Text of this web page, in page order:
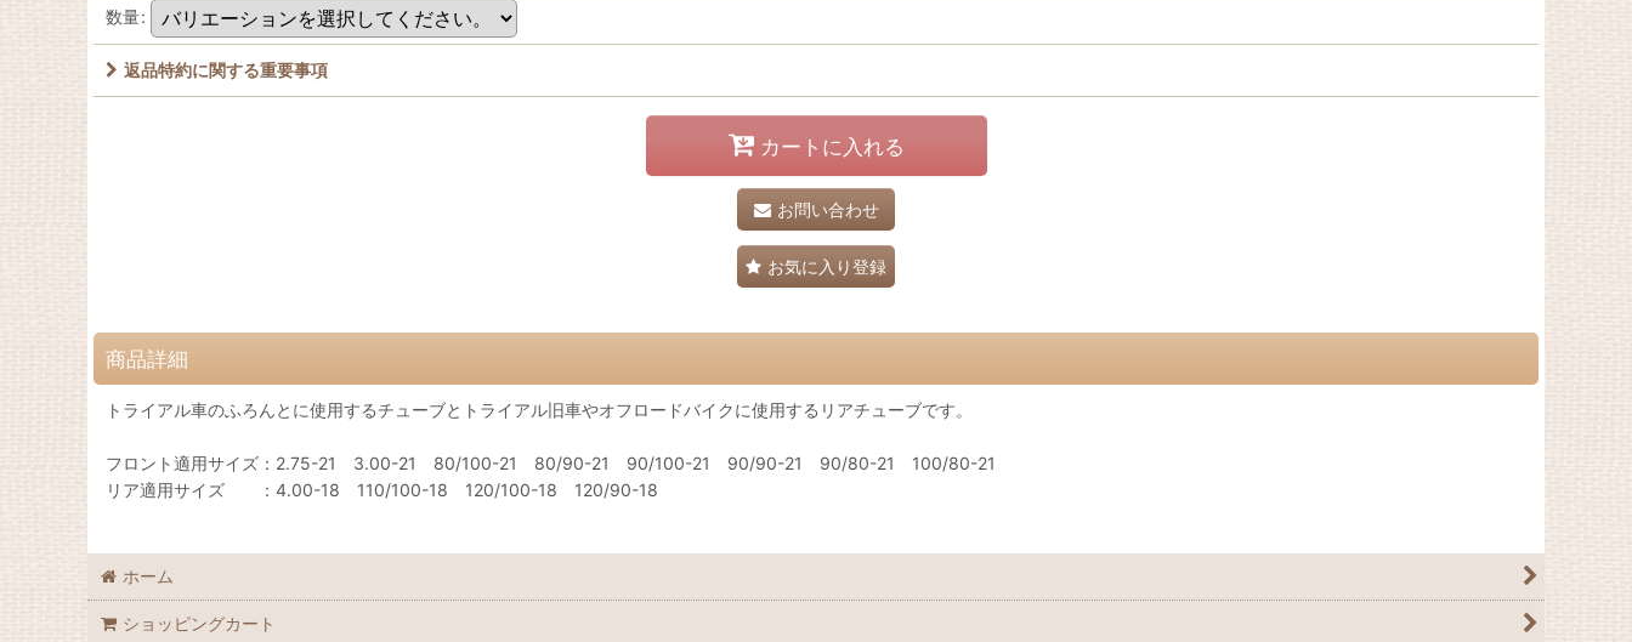
数量:
返品特約に関する重要事項
カートに入れる
お問い合わせ
お気に入り登録
商品詳細
トライアル車のふろんとに使用するチューブとトライアル旧車やオフロードバイクに使用するリアチューブです。
フロント適用サイズ：2.75-21 3.00-21 80/100-21 80/90-21 90/100-21 90/90-21 90/80-21 100/80-21
リア適用サイズ ：4.00-18 110/100-18 120/100-18 120/90-18
ホーム
ショッピングカート